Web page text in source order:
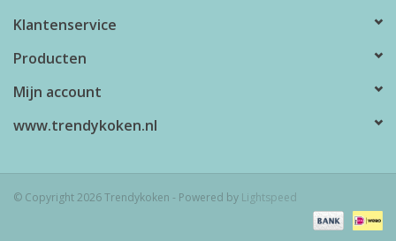
Klantenservice
Producten
Mijn account
www.trendykoken.nl
© Copyright 2026 Trendykoken - Powered by Lightspeed